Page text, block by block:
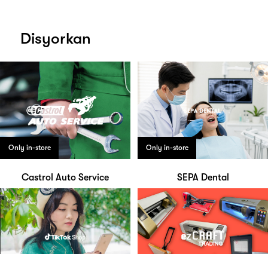
Disyorkan
Only in-store
Castrol Auto Service
Only in-store
SEPA Dental